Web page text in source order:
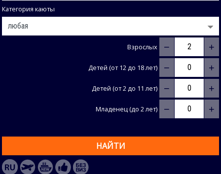
Категория каюты
Взрослых − +
Детей (от 12 до 18 лет) − +
Детей (от 2 до 11 лет) − +
Младенец (до 2 лет) − +
НАЙТИ